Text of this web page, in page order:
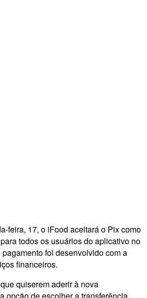
feira, 17, o iFood aceitará o Pix como
todos os usuários do aplicativo no
foi desenvolvido com a
financeiros.
quiserem aderir à nova
opção de escolher a transferência